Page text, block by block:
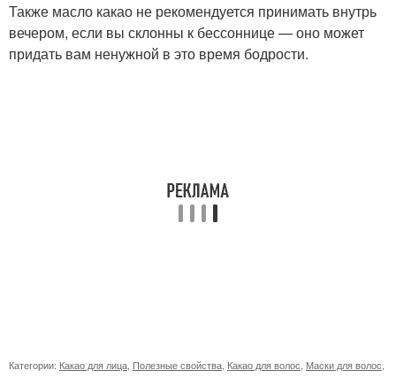
Также масло какао не рекомендуется принимать внутрь
вечером, если вы склонны к бессоннице — оно может
придать вам ненужной в это время бодрости.
Категории: Какао для лица Полезные свойства Какао для волос Маски для волос